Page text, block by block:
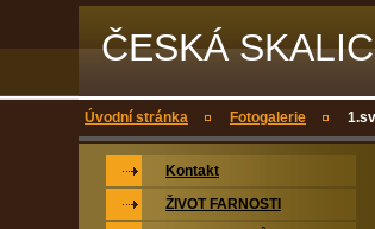
ČESKÁ
Úvodní stránka Fotogalerie
Kontakt
ŽIVOT FARNOSTI